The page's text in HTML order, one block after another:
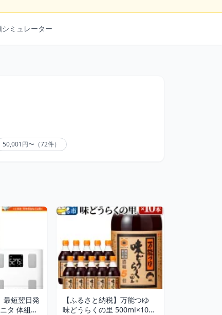
ミュレーター
50,001円〜（72件）
最短翌日発
タ 体組成
【ふるさと納税】万能つゆ
味どうらくの里 500ml×10本